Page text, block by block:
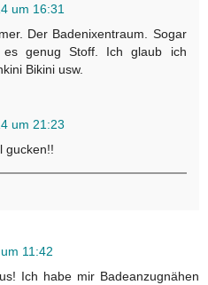
um 16:31
Der Badenixentraum. Sogar
genug Stoff. Ich glaub ich
Bikini usw.
um 21:23
gucken!!
11:42
Ich habe mir Badeanzugnähen